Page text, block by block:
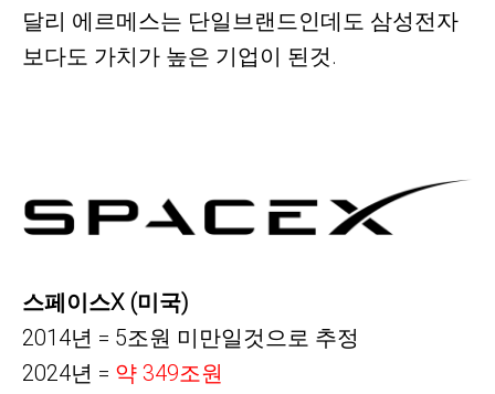
달리 에르메스는 단일브랜드인데도 삼성전자
보다도 가치가 높은 기업이 된것.
스페이스X (미국)
2014년 = 5조원 미만일것으로 추정
2024년 = 약 349조원